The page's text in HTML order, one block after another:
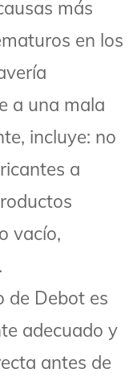
más
en los
a una mala
incluye: no
a
vacío,
de Debot es
adecuado y
antes de